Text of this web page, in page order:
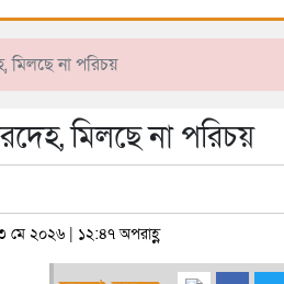
মিলছে না পরিচয়
মিলছে না পরিচয়
মে ২০২৬ | ১২:৪৭ অপরাহ্ণ